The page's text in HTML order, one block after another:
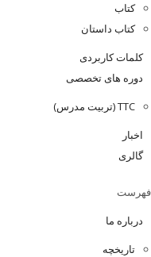
کتاب
کتاب داستان
کلمات کاربردی
دوره های تخصصی
TTC (تربیت مدرس)
اخبار
گالری
فهرست
درباره ما
تاریخچه